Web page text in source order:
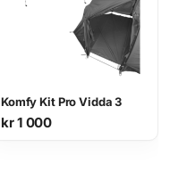
Komfy Kit Pro Vidda 3
kr1 000